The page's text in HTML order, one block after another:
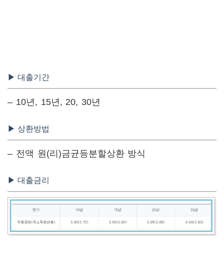
▶ 대출기간
– 10년, 15년, 20, 30년
▶ 상환방법
– 전액 원(리)금균등분할상환 방식
▶ 대출금리